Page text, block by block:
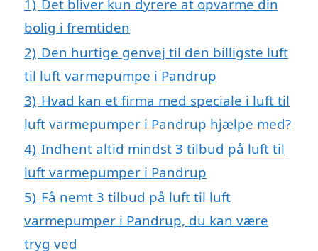
1) Det bliver kun dyrere at opvarme din
bolig i fremtiden
2) Den hurtige genvej til den billigste luft
til luft varmepumpe i Pandrup
3) Hvad kan et firma med speciale i luft til
luft varmepumper i Pandrup hjælpe med?
4) Indhent altid mindst 3 tilbud på luft til
luft varmepumper i Pandrup
5) Få nemt 3 tilbud på luft til luft
varmepumper i Pandrup, du kan være
tryg ved